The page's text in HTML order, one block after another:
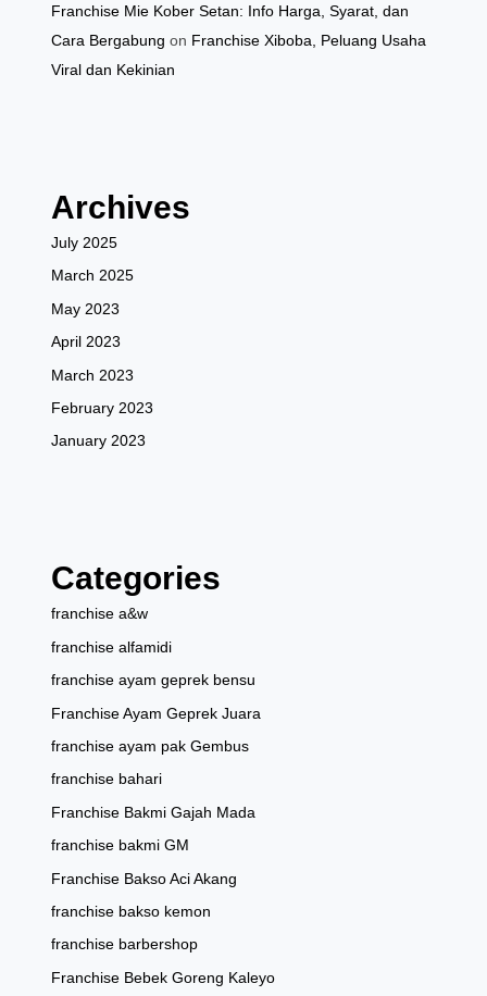
Franchise Mie Kober Setan: Info Harga, Syarat, dan
Cara Bergabung on Franchise Xiboba, Peluang Usaha
Viral dan Kekinian
Archives
July 2025
March 2025
May 2023
April 2023
March 2023
February 2023
January 2023
Categories
franchise a&w
franchise alfamidi
franchise ayam geprek bensu
Franchise Ayam Geprek Juara
franchise ayam pak Gembus
franchise bahari
Franchise Bakmi Gajah Mada
franchise bakmi GM
Franchise Bakso Aci Akang
franchise bakso kemon
franchise barbershop
Franchise Bebek Goreng Kaleyo